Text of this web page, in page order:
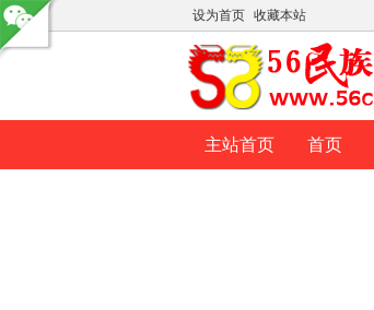
设为首页 收藏本站
主站首页 首页